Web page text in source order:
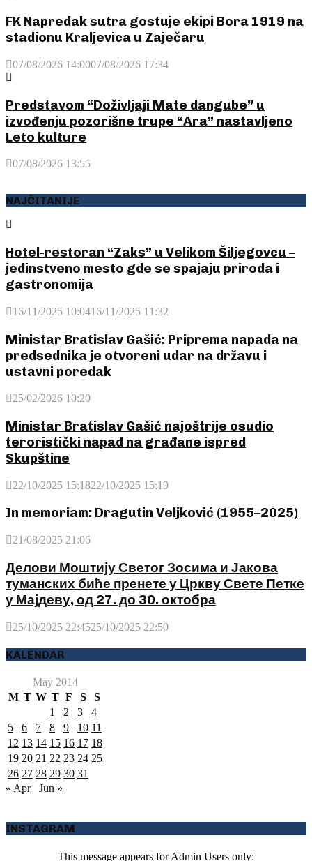
FK Napredak sutra gostuje ekipi Bora 1919 na
stadionu Kraljevica u Zaječaru
07/08/2026 14:0007/08/2026 17:34
Predstavom “Doživljaji Mate dangube” u
izvođenju pozorišne trupe “Ara” nastavljeno
Leto kulture
07/08/2026 13:55
NAJČITANIJE
Hotel-restoran “Zaks” u Velikom Šiljegovcu –
jedinstveno mesto gde se spajaju priroda i
gastronomija
16/11/2025 10:0416/11/2025 11:32
Ministar Bratislav Gašić: Priprema napada na
predsednika je otvoreni udar na državu i
ustavni poredak
25/02/2026 10:20
Ministar Bratislav Gašić najoštrije osudio
teroristički napad na građane ispred
Skupštine
22/10/2025 15:1822/10/2025 15:19
In memoriam: Dragutin Veljković (1955–2025)
21/08/2025 21:06
Делови Моштију Светог Зосима и Јакова
туманских биће пренете у Цркву Свете Петке
у Мајдеву, од 27. до 30. октобра
25/10/2025 22:4525/10/2025 22:50
KALENDAR
May 2014
M T W T F S
S
1
2 3
4
5
6 7 8 9 10 11
12 13 14 15 16 17 18
19 20 21 22 23 24 25
26 27 28 29 30 31
« Apr
Jun »
INSTAGRAM
This message appears for Admin Users only: